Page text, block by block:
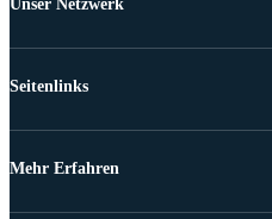
Unser Netzwerk
Seitenlinks
Mehr Erfahren